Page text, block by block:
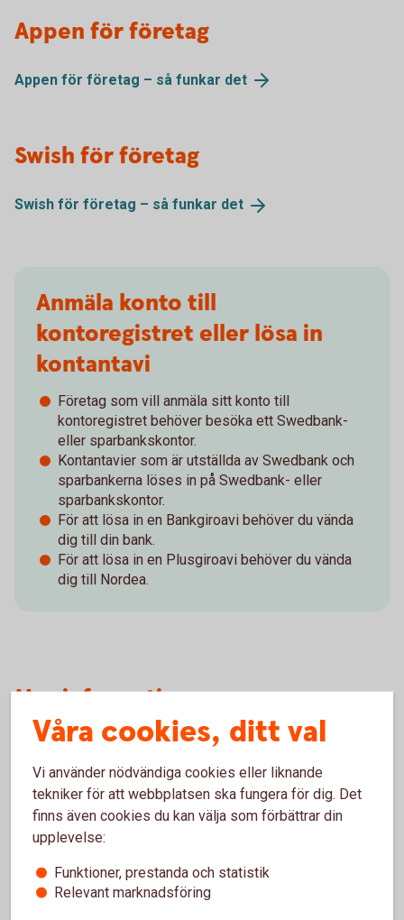
Appen för företag
Appen för företag – så funkar det
Swish för företag
Swish för företag – så funkar det
Anmäla konto till
kontoregistret eller lösa in
kontantavi
Företag som vill anmäla sitt konto till
kontoregistret behöver besöka ett Swedbank-
eller sparbankskontor.
Kontantavier som är utställda av Swedbank och
sparbankerna löses in på Swedbank- eller
sparbankskontor.
För att lösa in en Bankgiroavi behöver du vända
dig till din bank.
För att lösa in en Plusgiroavi behöver du vända
dig till Nordea.
Mer information
Våra kort
Våra cookies, ditt val
Vi använder nödvändiga cookies eller liknande
tekniker för att webbplatsen ska fungera för dig. Det
finns även cookies du kan välja som förbättrar din
upplevelse:
Funktioner, prestanda och statistik
Relevant marknadsföring